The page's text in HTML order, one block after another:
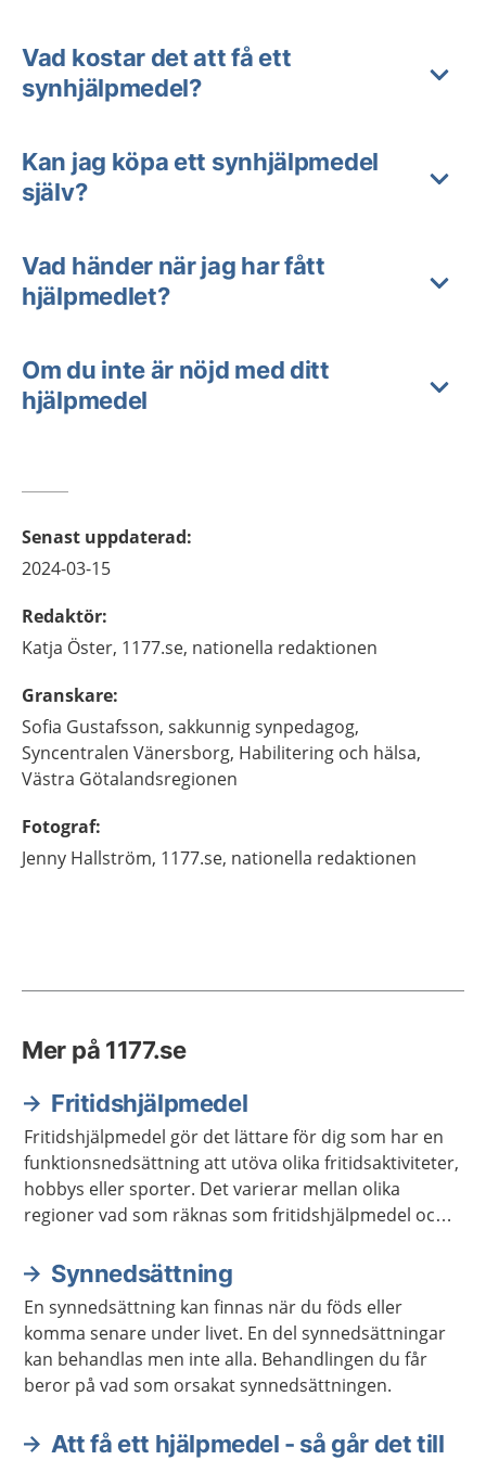
Vad kostar det att få ett
synhjälpmedel?
Kan jag köpa ett synhjälpmedel
själv?
Vad händer när jag har fått
hjälpmedlet?
Om du inte är nöjd med ditt
hjälpmedel
Senast uppdaterad:
2024-03-15
Redaktör:
Katja Öster, 1177.se, nationella redaktionen
Granskare:
Sofia Gustafsson, sakkunnig synpedagog,
Syncentralen Vänersborg, Habilitering och hälsa,
Västra Götalandsregionen
Fotograf:
Jenny Hallström, 1177.se, nationella redaktionen
Mer på 1177.se
Fritidshjälpmedel
Fritidshjälpmedel gör det lättare för dig som har en
funktionsnedsättning att utöva olika fritidsaktiviteter,
hobbys eller sporter. Det varierar mellan olika
regioner vad som räknas som fritidshjälpmedel och
Synnedsättning
En synnedsättning kan finnas när du föds eller
komma senare under livet. En del synnedsättningar
kan behandlas men inte alla. Behandlingen du får
beror på vad som orsakat synnedsättningen.
Att få ett hjälpmedel - så går det till